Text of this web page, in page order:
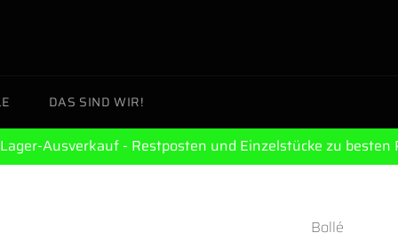
DAS SIND WIR!
Ausverkauf - Restposten und Einzelstücke zu besten
Bollé